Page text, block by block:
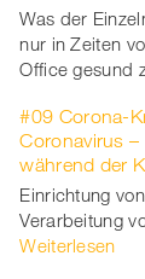
Was der
nur in Zeiten
Office gesund
#09 Corona-
Coronavirus
während der
Einrichtung
Verarbeitung
Weiterlesen